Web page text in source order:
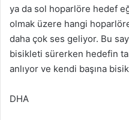
ya da sol hoparlöre hedef
olmak üzere hangi
daha çok ses geliyor. Bu
bisikleti sürerken hedefin
anlıyor ve kendi başına
DHA